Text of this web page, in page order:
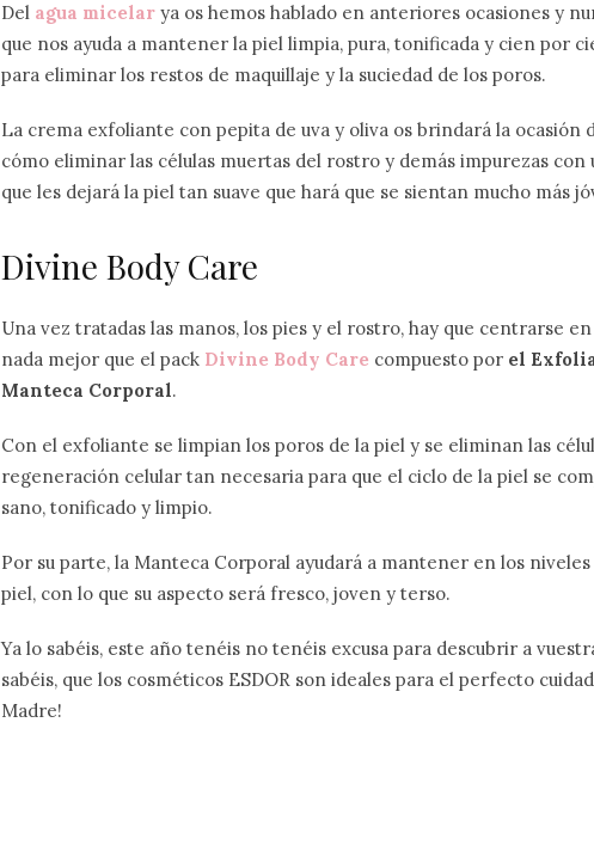
Del agua micelar ya os hemos hablado en anteriores ocasiones y
que nos ayuda a mantener la piel limpia, pura, tonificada y cien por
para eliminar los restos de maquillaje y la suciedad de los poros.
La crema exfoliante con pepita de uva y oliva os brindará la ocasión
cómo eliminar las células muertas del rostro y demás impurezas
que les dejará la piel tan suave que hará que se sientan mucho más
Divine Body Care
Una vez tratadas las manos, los pies y el rostro, hay que centrarse
nada mejor que el pack Divine Body Care compuesto por el
Manteca Corporal.
Con el exfoliante se limpian los poros de la piel y se eliminan las
regeneración celular tan necesaria para que el ciclo de la piel se
sano, tonificado y limpio.
Por su parte, la Manteca Corporal ayudará a mantener en los
piel, con lo que su aspecto será fresco, joven y terso.
Ya lo sabéis, este año tenéis no tenéis excusa para descubrir a
sabéis, que los cosméticos ESDOR son ideales para el perfecto
Madre!